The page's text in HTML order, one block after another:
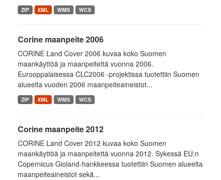
ZIP XML WMS WCS
Corine maanpeite 2006
CORINE Land Cover 2006 kuvaa koko Suomen
maankäyttöä ja maanpeitettä vuonna 2006.
Eurooppalaisessa CLC2006 -projektissa tuotettiin Suomen
alueelta vuoden 2006 maanpeiteaineistot...
ZIP XML WMS WCS
Corine maanpeite 2012
CORINE Land Cover 2012 kuvaa koko Suomen
maankäyttöä ja maanpeitettä vuonna 2012. Sykessä EU:n
Copernicus Gioland-hankkeessa tuotettiin Suomen alueelta
maanpeiteaineistot sekä...